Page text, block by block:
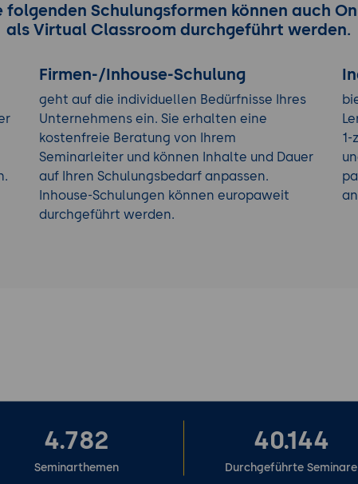
folgenden Schulungsformen können auch
als Virtual Classroom durchgeführt werden.
Firmen-/Inhouse-Schulung
geht auf die individuellen Bedürfnisse Ihres
Unternehmens ein. Sie erhalten eine
kostenfreie Beratung von Ihrem
Seminarleiter und können Inhalte und Dauer
auf Ihren Schulungsbedarf anpassen.
Inhouse-Schulungen können europaweit
durchgeführt werden.
1-
4.782
Seminarthemen
40.144
Durchgeführte Seminare